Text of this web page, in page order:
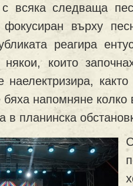
с всяка следваща
фокусиран върху
реагира
които
напомняне колко
в планинска